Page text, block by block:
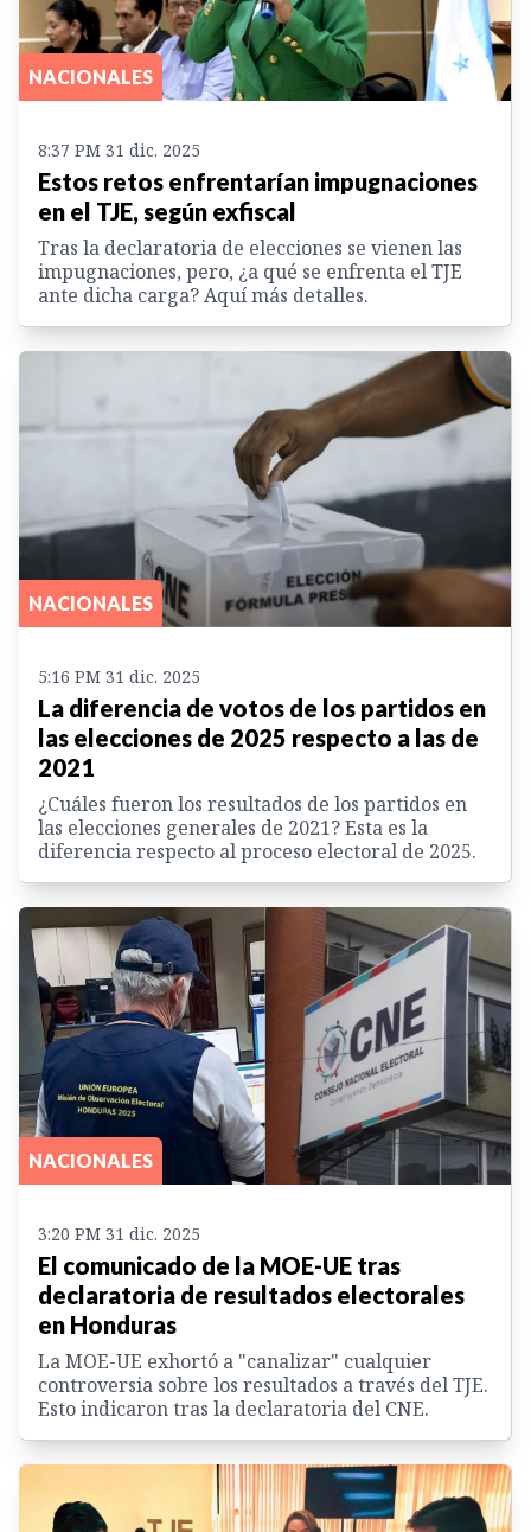
NACIONALES
8:37 PM 31 dic. 2025
Estos retos enfrentarían impugnaciones
en el TJE, según exfiscal
Tras la declaratoria de elecciones se vienen las
impugnaciones, pero, ¿a qué se enfrenta el TJE
ante dicha carga? Aquí más detalles.
NACIONALES
5:16 PM 31 dic. 2025
La diferencia de votos de los partidos en
las elecciones de 2025 respecto a las de
2021
¿Cuáles fueron los resultados de los partidos en
las elecciones generales de 2021? Esta es la
diferencia respecto al proceso electoral de 2025.
NACIONALES
3:20 PM 31 dic. 2025
El comunicado de la MOE-UE tras
declaratoria de resultados electorales
en Honduras
La MOE-UE exhortó a "canalizar" cualquier
controversia sobre los resultados a través del TJE.
Esto indicaron tras la declaratoria del CNE.